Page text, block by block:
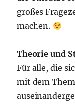
großes
machen.
Theorie und
Für alle, die
mit dem